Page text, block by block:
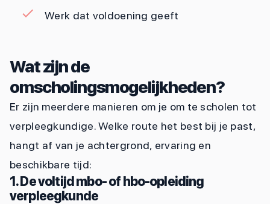
Werk dat voldoening geeft
Wat zijn de
omscholingsmogelijkheden?
Er zijn meerdere manieren om je om te scholen tot
verpleegkundige. Welke route het best bij je past,
hangt af van je achtergrond, ervaring en
beschikbare tijd:
1. De voltijd mbo- of hbo-opleiding
verpleegkunde